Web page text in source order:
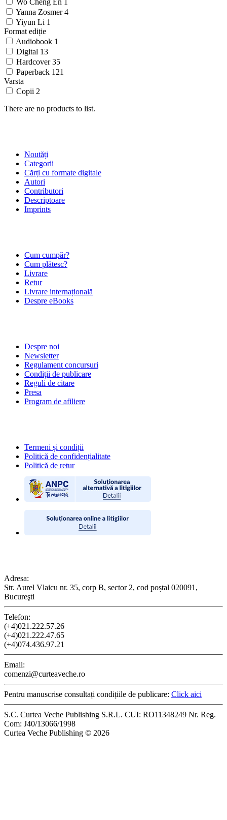
Wo Cheng En 1
Yanna Zosmer4
Yiyun Li 1
Format ediție
Audiobook 1
Digital 13
Hardcover35
Paperback 121
Varsta
Copii 2
There are no products to list.
Noutăți
Categorii
Cărți cu formate digitale
Autori
Contributori
Descriptoare
Imprints
Cum cumpăr?
Cum plătesc?
Livrare
Retur
Livrare internațională
Despre eBooks
Despre noi
Newsletter
Regulament concursuri
Condiții de publicare
Reguli de citare
Presa
Program de afiliere
Termeni și condiții
Politică de confidențialitate
Politică de retur
Adresa:
Str. Aurel Vlaicu nr. 35, corp B, sector 2, cod poștal 020091,
Bucureşti
Telefon:
(+4)021.222.57.26
(+4)021.222.47.65
(+4)074.436.97.21
Email:
comenzi@curteaveche.ro
Pentru manuscrise consultați condițiile de publicare: Click aici
S.C. Curtea Veche Publishing S.R.L. CUI: RO11348249 Nr. Reg.
Com: J40/13066/1998
Curtea Veche Publishing © 2026